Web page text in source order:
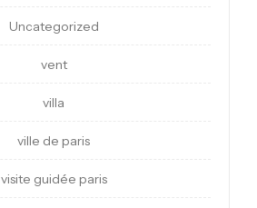
Uncategorized
vent
villa
ville de paris
visite guidée paris